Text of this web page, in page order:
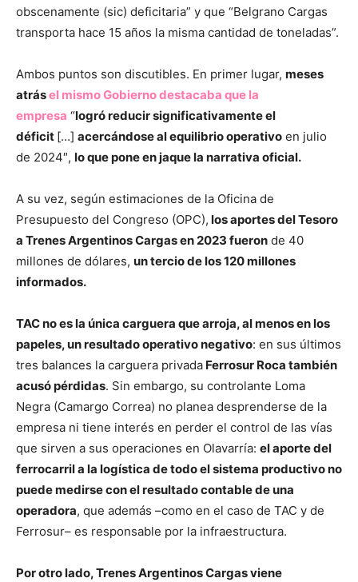
obscenamente (sic) deficitaria” y que “Belgrano Cargas
transporta hace 15 años la misma cantidad de toneladas”.
Ambos puntos son discutibles. En primer lugar, meses
atrásel mismo Gobierno destacaba que la
empresa “logró reducir significativamente el
déficit […] acercándose al equilibrio operativo en julio
de 2024″, lo que pone en jaque la narrativa oficial.
A su vez, según estimaciones de la Oficina de
Presupuesto del Congreso (OPC), los aportes del Tesoro
a Trenes Argentinos Cargas en 2023 fueron de 40
millones de dólares, un tercio de los 120 millones
informados.
TAC no es la única carguera que arroja, al menos en los
papeles, un resultado operativo negativo: en sus últimos
tres balances la carguera privada Ferrosur Roca también
acusó pérdidas. Sin embargo, su controlante Loma
Negra (Camargo Correa) no planea desprenderse de la
empresa ni tiene interés en perder el control de las vías
que sirven a sus operaciones en Olavarría: el aporte del
ferrocarril a la logística de todo el sistema productivo no
puede medirse con el resultado contable de una
operadora, que además –como en el caso de TAC y de
Ferrosur– es responsable por la infraestructura.
Por otro lado, Trenes Argentinos Cargas viene